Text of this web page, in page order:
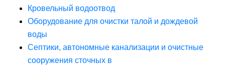
Кровельный водоотвод
Оборудование для очистки талой и дождевой
воды
Септики, автономные канализации и очистные
сооружения сточных в